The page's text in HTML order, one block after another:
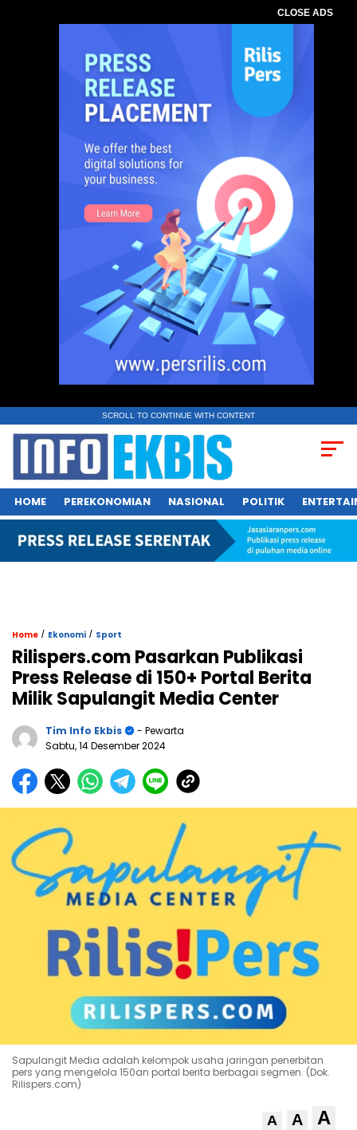
CLOSE ADS
SCROLL TO CONTINUE WITH CONTENT
HOME PEREKONOMIAN NASIONAL POLITIK
Home / Ekonomi / Sport
Rilispers.com Pasarkan Publikasi
Press Release di 150+ Portal Berita
Milik Sapulangit Media Center
Tim Info Ekbis
- Pewarta
Sabtu, 14 Desember 2024
Sapulangit Media adalah kelompok usaha jaringan penerbitan
pers yang mengelola 150an portal berita berbagai segmen. (Dok.
Rilispers.com)
A A A